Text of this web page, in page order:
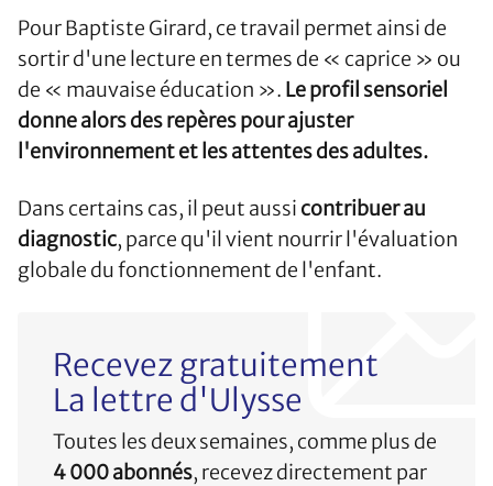
Pour Baptiste Girard, ce travail permet ainsi de
sortir d'une lecture en termes de « caprice » ou
de « mauvaise éducation ». Le profil sensoriel
donne alors des repères pour ajuster
l'environnement et les attentes des adultes.
Dans certains cas, il peut aussi contribuer au
diagnostic, parce qu'il vient nourrir l'évaluation
globale du fonctionnement de l'enfant.
Recevez gratuitement
La lettre d'Ulysse
Toutes les deux semaines, comme plus de
4 000 abonnés, recevez directement par